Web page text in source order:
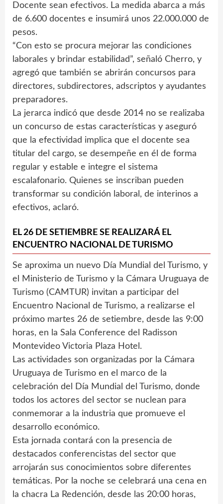
Docente sean efectivos. La medida abarca a más
de 6.600 docentes e insumirá unos 22.000.000 de
pesos.
“Con esto se procura mejorar las condiciones
laborales y brindar estabilidad”, señaló Cherro, y
agregó que también se abrirán concursos para
directores, subdirectores, adscriptos y ayudantes
preparadores.
La jerarca indicó que desde 2014 no se realizaba
un concurso de estas características y aseguró
que la efectividad implica que el docente sea
titular del cargo, se desempeñe en él de forma
regular y estable e integre el sistema
escalafonario. Quienes se inscriban pueden
transformar su condición laboral, de interinos a
efectivos, aclaró.
EL 26 DE SETIEMBRE SE REALIZARÁ EL
ENCUENTRO NACIONAL DE TURISMO
Se aproxima un nuevo Día Mundial del Turismo, y
el Ministerio de Turismo y la Cámara Uruguaya de
Turismo (CAMTUR) invitan a participar del
Encuentro Nacional de Turismo, a realizarse el
próximo martes 26 de setiembre, desde las 9:00
horas, en la Sala Conference del Radisson
Montevideo Victoria Plaza Hotel.
Las actividades son organizadas por la Cámara
Uruguaya de Turismo en el marco de la
celebración del Día Mundial del Turismo, donde
todos los actores del sector se nuclean para
conmemorar a la industria que promueve el
desarrollo económico.
Esta jornada contará con la presencia de
destacados conferencistas del sector que
arrojarán sus conocimientos sobre diferentes
temáticas. Por la noche se celebrará una cena en
la chacra La Redención, desde las 20:00 horas,